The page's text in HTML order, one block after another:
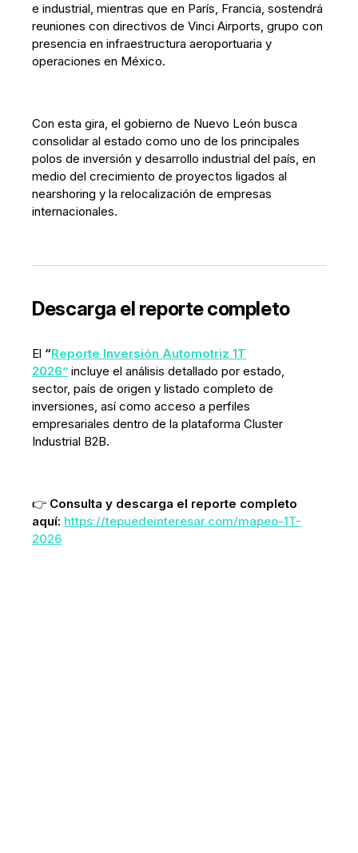
e industrial, mientras que en París, Francia, sostendrá
reuniones con directivos de Vinci Airports, grupo con
presencia en infraestructura aeroportuaria y
operaciones en México.
Con esta gira, el gobierno de Nuevo León busca
consolidar al estado como uno de los principales
polos de inversión y desarrollo industrial del país, en
medio del crecimiento de proyectos ligados al
nearshoring y la relocalización de empresas
internacionales.
Descarga el reporte completo
El “Reporte Inversión Automotriz 1T
2026” incluye el análisis detallado por estado,
sector, país de origen y listado completo de
inversiones, así como acceso a perfiles
empresariales dentro de la plataforma Cluster
Industrial B2B.
👉 Consulta y descarga el reporte completo
aquí: https://tepuedeinteresar.com/mapeo-1T-
2026